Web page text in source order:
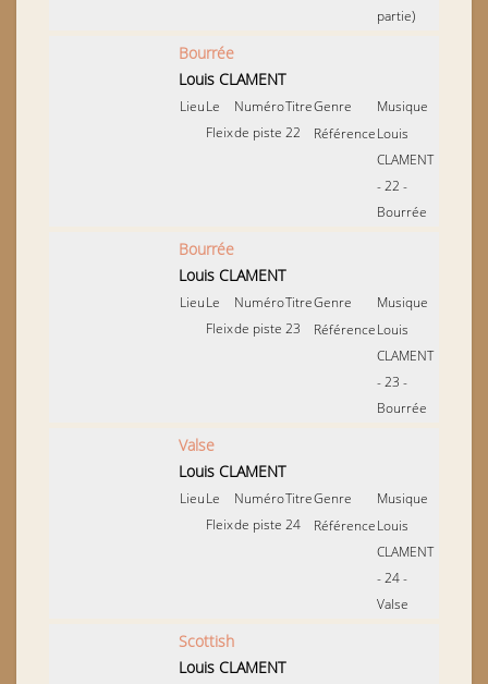
partie)
Bourrée
Louis CLAMENT
LieuLe
Fleix
Numéro
de piste
Titre
22
Genre
Musique
RéférenceLouis
CLAMENT
- 22 -
Bourrée
Bourrée
Louis CLAMENT
LieuLe
Fleix
Numéro
de piste
Titre
23
Genre
Musique
RéférenceLouis
CLAMENT
- 23 -
Bourrée
Valse
Louis CLAMENT
LieuLe
Fleix
Numéro
de piste
Titre
24
Genre
Musique
RéférenceLouis
CLAMENT
- 24 -
Valse
Scottish
Louis CLAMENT